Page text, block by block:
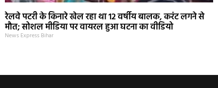
रेलवे पटरी के किनारे खेल रहा था 12 वर्षीय बालक, करंट लगने से
मौत; सोशल मीडिया पर वायरल हुआ घटना का वीडियो
News Express Bihar